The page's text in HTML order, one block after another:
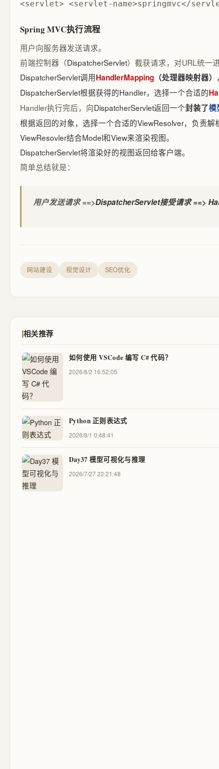
<servlet> <servlet-name>springmvc</
Spring MVC执行流程
用户向服务器发送请求。
前端控制器（DispatcherServlet）截获请求，对URL统一
DispatcherServlet调用HandlerMapping （处理器映射器）
DispatcherServlet根据获得的Handler，选择一个合适的
Handler执行完后，向DispatcherServlet返回一个封装了模
根据返回的对象，选择一个合适的ViewResolver，负责
ViewResovler结合Model和View来渲染视图。
DispatcherServlet将渲染好的视图返回给客户端。
简单总结就是：
用户发送请求 ==>DispatcherServlet接受请求 ==>
网站建设 视觉设计 SEO优化
相关推荐
如何使用 VSCode 编写 C# 代码？
2026/8/2 16:52:05
Python 正则表达式
2026/8/1 0:48:41
Day37 模型可视化与推理
2026/7/27 22:21:48